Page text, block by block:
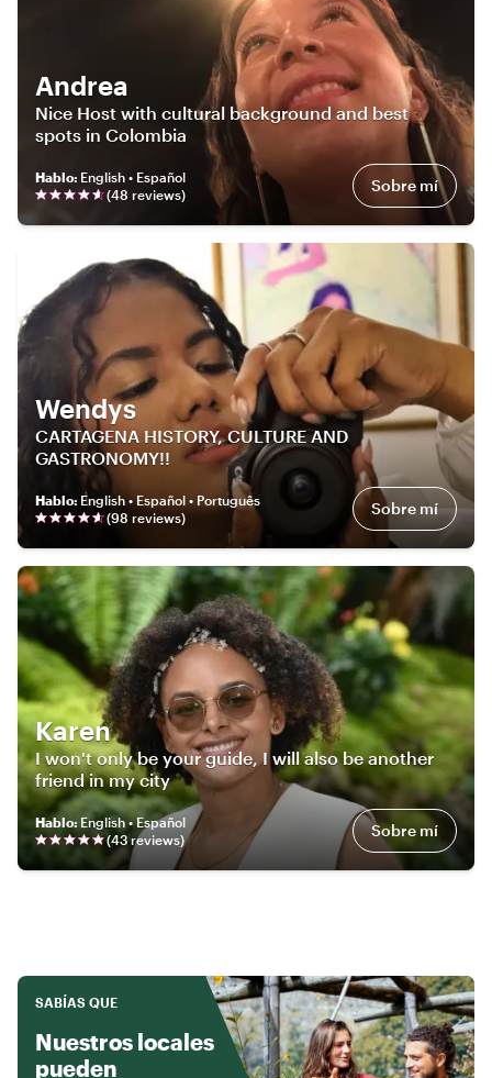
Andrea
Nice Host with cultural background and best
spots in Colombia
Hablo: English • Español
(48 reviews) Sobre mí
Wendys
CARTAGENA HISTORY, CULTURE AND
GASTRONOMY!!
Hablo: English • Español • Português
(98 reviews) Sobre mí
Karen
I won't only be your guide, I will also be another
friend in my city
Hablo: English • Español
(43 reviews) Sobre mí
SABÍAS QUE
Nuestros locales
pueden